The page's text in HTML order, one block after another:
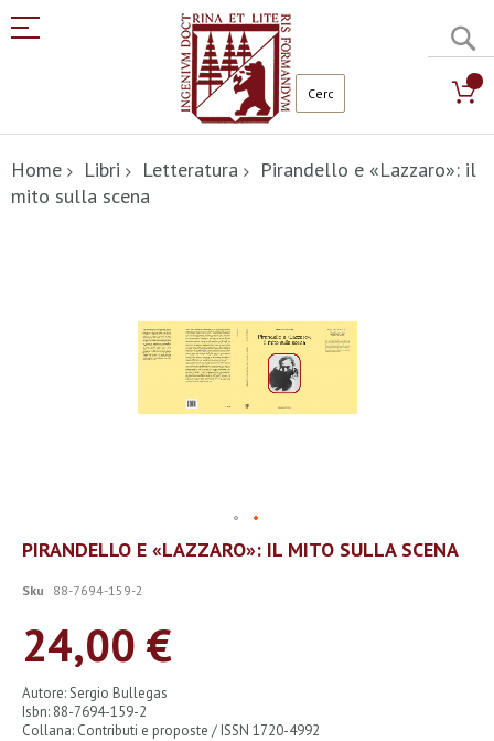
al
contenuto
Home Libri Letteratura
Pirandello e «Lazzaro»: il
mito sulla scena
Vai
all'inizio
galleria
immagini
PIRANDELLO E «LAZZARO»: IL MITO SULLA SCENA
Sku 88-7694-159-2
24,00 €
Autore: Sergio Bullegas
Isbn: 88-7694-159-2
Collana: Contributi e proposte / ISSN 1720-4992